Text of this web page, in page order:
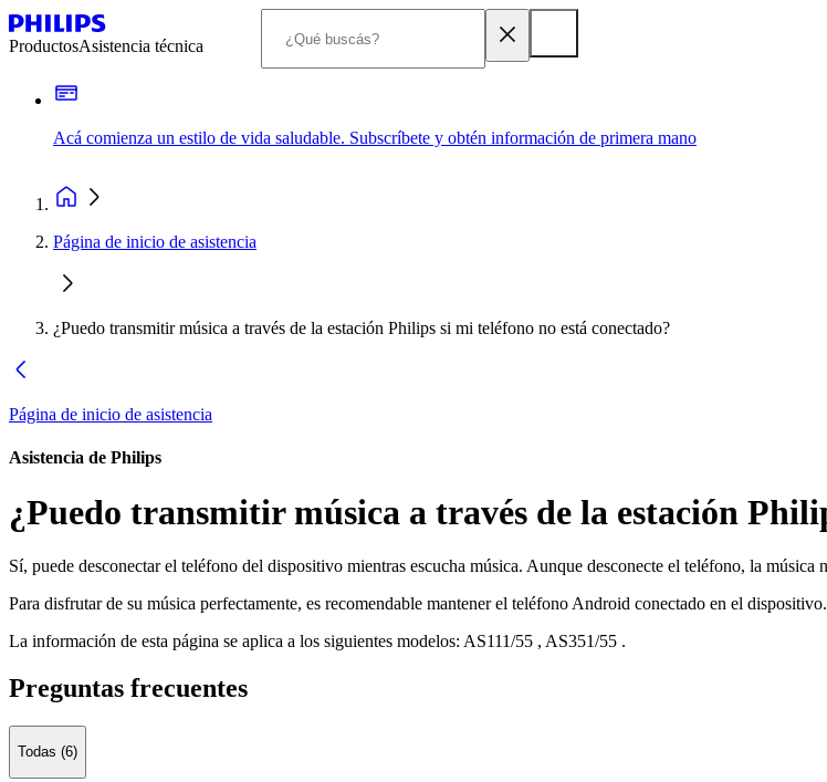
ProductosAsistencia técnica
Acá comienza un estilo de vida saludable. Subscríbete y obtén información de primera mano
Página de inicio de asistencia
¿Puedo transmitir música a través de la estación Philips si mi teléfono no está conectado?
Página de inicio de asistencia
Asistencia de Philips
¿Puedo transmitir música a través de la estación
Sí, puede desconectar el teléfono del dispositivo mientras escucha música. Aunque desconecte el teléfono, la
Para disfrutar de su música perfectamente, es recomendable mantener el teléfono Android conectado en el dispositivo.
La información de esta página se aplica a los siguientes modelos: AS111/55 , AS351/55 .
Preguntas frecuentes
Todas (6)